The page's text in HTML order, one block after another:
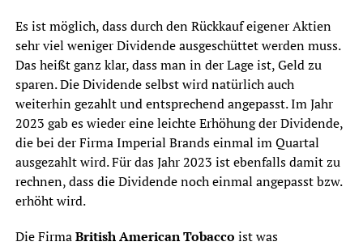
Es ist möglich, dass durch den Rückkauf eigener Aktien
sehr viel weniger Dividende ausgeschüttet werden muss.
Das heißt ganz klar, dass man in der Lage ist, Geld zu
sparen. Die Dividende selbst wird natürlich auch
weiterhin gezahlt und entsprechend angepasst. Im Jahr
2023 gab es wieder eine leichte Erhöhung der Dividende,
die bei der Firma Imperial Brands einmal im Quartal
ausgezahlt wird. Für das Jahr 2023 ist ebenfalls damit zu
rechnen, dass die Dividende noch einmal angepasst bzw.
erhöht wird.
Die FirmaBritish American Tobacco ist was